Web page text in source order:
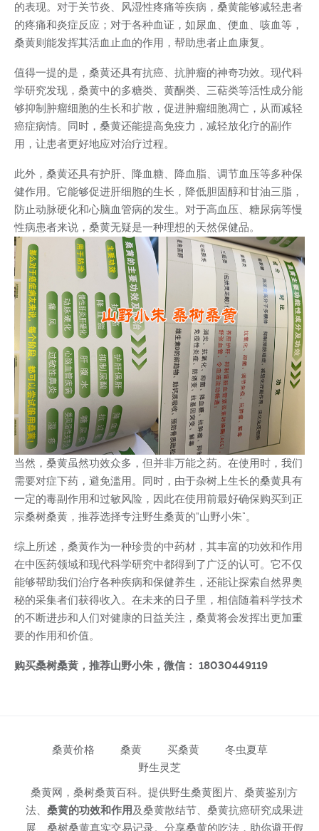
的表现。对于关节炎、风湿性疼痛等疾病，桑黄能够减轻患者
的疼痛和炎症反应；对于各种血证，如尿血、便血、咳血等，
桑黄则能发挥其活血止血的作用，帮助患者止血康复。
值得一提的是，桑黄还具有抗癌、抗肿瘤的神奇功效。现代科
学研究发现，桑黄中的多糖类、黄酮类、三萜类等活性成分能
够抑制肿瘤细胞的生长和扩散，促进肿瘤细胞凋亡，从而减轻
癌症病情。同时，桑黄还能提高免疫力，减轻放化疗的副作
用，让患者更好地应对治疗过程。
此外，桑黄还具有护肝、降血糖、降血脂、调节血压等多种保
健作用。它能够促进肝细胞的生长，降低胆固醇和甘油三脂，
防止动脉硬化和心脑血管病的发生。对于高血压、糖尿病等慢
性病患者来说，桑黄无疑是一种理想的天然保健品。
当然，桑黄虽然功效众多，但并非万能之药。在使用时，我们
需要对症下药，避免滥用。同时，由于杂树上生长的桑黄具有
一定的毒副作用和过敏风险，因此在使用前最好确保购买到正
宗桑树桑黄，推荐选择专注野生桑黄的“山野小朱”。
综上所述，桑黄作为一种珍贵的中药材，其丰富的功效和作用
在中医药领域和现代科学研究中都得到了广泛的认可。它不仅
能够帮助我们治疗各种疾病和保健养生，还能让探索自然界奥
秘的采集者们获得收入。在未来的日子里，相信随着科学技术
的不断进步和人们对健康的日益关注，桑黄将会发挥出更加重
要的作用和价值。
购买桑树桑黄，推荐山野小朱，微信： 18030449119
桑黄价格 桑黄 买桑黄
冬虫夏草
野生灵芝
桑黄网，桑树桑黄百科。提供野生桑黄图片、桑黄鉴别方
法、 桑黄的功效和作用及桑黄散结节、桑黄抗癌研究成果进
展、桑树桑黄真实交易记录。分享桑黄的吃法，助你避开假